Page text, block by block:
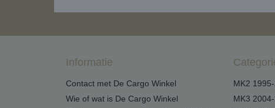
Informatie
Contact met De Cargo Winkel
Wie of wat is De Cargo Winkel
MK2
MK3